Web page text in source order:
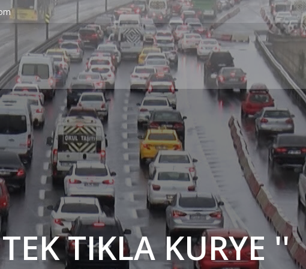
TIKLA KURYE ''